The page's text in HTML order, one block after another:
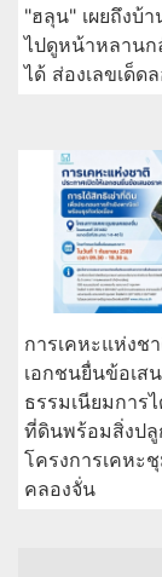
"ฮลุน" เผยถึงบ้
ไปดูหน้าหลานก
ได้ ส่องเลขเด็ด
การเคหะแห่งช
เอกชนยื่นข้อเส
ธรรมเนียมการ
ที่ดินพร้อมสิ่งปลู
โครงการเคหะ
คลองจั่น